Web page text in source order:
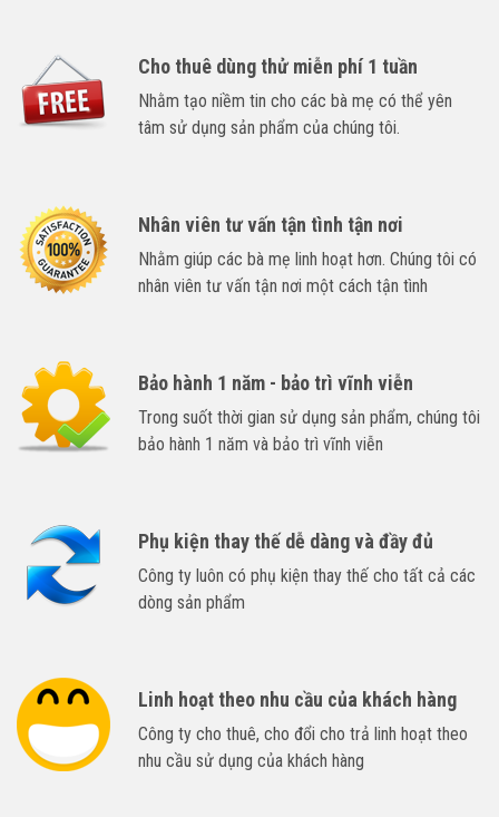
Cho thuê dùng thử miễn phí 1 tuần
Nhằm tạo niềm tin cho các bà mẹ có thể yên
tâm sử dụng sản phẩm của chúng tôi.
Nhân viên tư vấn tận tình tận nơi
Nhằm giúp các bà mẹ linh hoạt hơn. Chúng tôi có
nhân viên tư vấn tận nơi một cách tận tình
Bảo hành 1 năm - bảo trì vĩnh viễn
Trong suốt thời gian sử dụng sản phẩm, chúng tôi
bảo hành 1 năm và bảo trì vĩnh viễn
Phụ kiện thay thế dễ dàng và đầy đủ
Công ty luôn có phụ kiện thay thế cho tất cả các
dòng sản phẩm
Linh hoạt theo nhu cầu của khách hàng
Công ty cho thuê, cho đổi cho trả linh hoạt theo
nhu cầu sử dụng của khách hàng